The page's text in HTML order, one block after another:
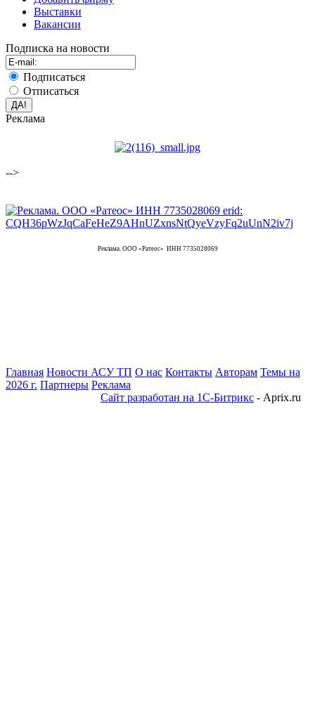
Выставки
Вакансии
Подписка на новости
Подписаться
Отписаться
Реклама
-->
Реклама. ООО «Ратеос» ИНН 7735028069
Главная Новости АСУ ТП О нас Контакты Авторам Темы на
2026 г. Партнеры Реклама
Сайт разработан на 1С-Битрикс - Aprix.ru